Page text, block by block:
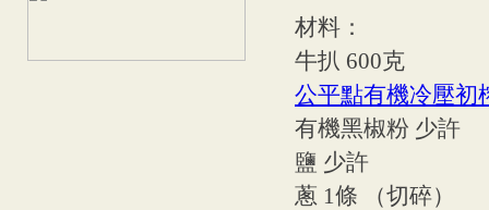
材料：
牛扒 600克
公平點有機冷壓初
有機黑椒粉 少許
鹽 少許
蔥 1條 （切碎）